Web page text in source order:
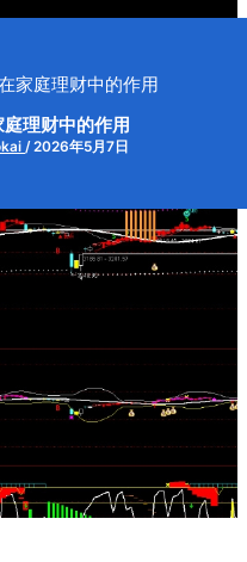
家庭理财中的作用
理财中的作用
/2026年5月7日